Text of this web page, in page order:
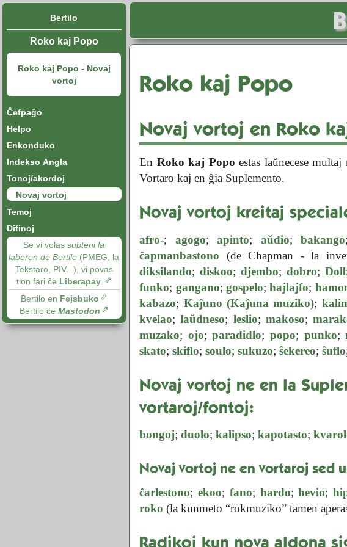
Bertilo
Roko kaj Popo
Roko kaj Popo - Novaj
vortoj
Ĉefpaĝo
Helpo
Enkonduko
Indekso Angla
Tonoj/akordoj
Novaj vortoj
Temoj
Difinoj
Se vi volassubteni la
laboron de Bertilo (PMEG, la
Tekstaro, PIV...), vi povas
tion fari ĉe Liberapay
Bertilo en Fejsbuko
Bertilo ĉeMastodon
Roko kaj Popo
Novaj vortoj en Roko
En Roko kaj Popo estas laŭnecese
Vortaro kaj en ĝia Suplemento.
Novaj vortoj kreitaj
afro-; agogo;apinto; aŭdio; bakango
ĉapmanbastono (de Chapman - la
diksilando;diskoo; djembo; dobro;
funko; gangano; gospelo;hajlajfo;
kabazo; Kaĵuno (Kaĵuna muziko);
kvelao;laŭdneso; leslio; makoso;
muzako; ojo;paradidlo;popo; punko;
skato;skiflo;soulo;sukuzo;ŝekereo;ŝuflo
Novaj vortoj ne en la
vortaroj/fontoj:
bongoj;duolo;kalipso;kapotasto;
Novaj vortoj ne en vortaroj sed
ĉarlestono; ekoo; fano; hardo;hevio;
roko (la kunmeto “rokmuziko” tamen
Radikoj kun nova aldona